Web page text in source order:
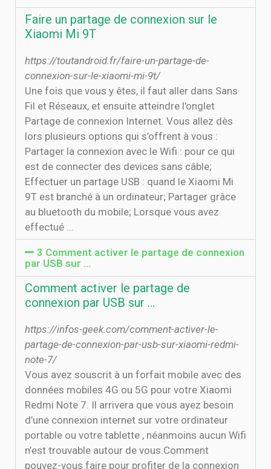
Faire un partage de connexion sur le
Xiaomi Mi 9T
https://toutandroid.fr/faire-un-partage-de-
connexion-sur-le-xiaomi-mi-9t/
Une fois que vous y êtes, il faut aller dans Sans
Fil et Réseaux, et ensuite atteindre l’onglet
Partage de connexion Internet. Vous allez dès
lors plusieurs options qui s’offrent à vous :
Partager la connexion avec le Wifi : pour ce qui
est de connecter des devices sans câble;
Effectuer un partage USB : quand le Xiaomi Mi
9T est branché à un ordinateur; Partager grâce
au bluetooth du mobile; Lorsque vous avez
effectué …
3 Comment activer le partage de connexion
par USB sur …
Comment activer le partage de
connexion par USB sur …
https://infos-geek.com/comment-activer-le-
partage-de-connexion-par-usb-sur-xiaomi-redmi-
note-7/
Vous avez souscrit à un forfait mobile avec des
données mobiles 4G ou 5G pour votre Xiaomi
Redmi Note 7. Il arrivera que vous ayez besoin
d’une connexion internet sur votre ordinateur
portable ou votre tablette , néanmoins aucun Wifi
n’est trouvable autour de vous.Comment
pouvez-vous faire pour profiter de la connexion